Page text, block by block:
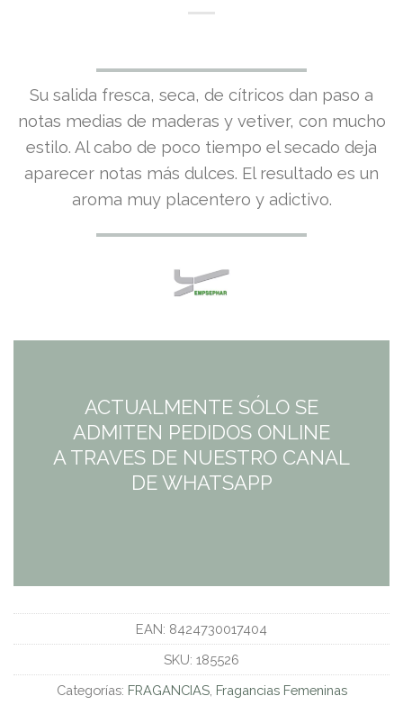
Su salida fresca, seca, de cítricos dan paso a
notas medias de maderas y vetiver, con mucho
estilo. Al cabo de poco tiempo el secado deja
aparecer notas más dulces. El resultado es un
aroma muy placentero y adictivo.
ACTUALMENTE SÓLO SE
ADMITEN PEDIDOS ONLINE
A TRAVES DE NUESTRO CANAL
DE WHATSAPP
EAN: 8424730017404
SKU: 185526
Categorías: FRAGANCIAS, Fragancias Femeninas